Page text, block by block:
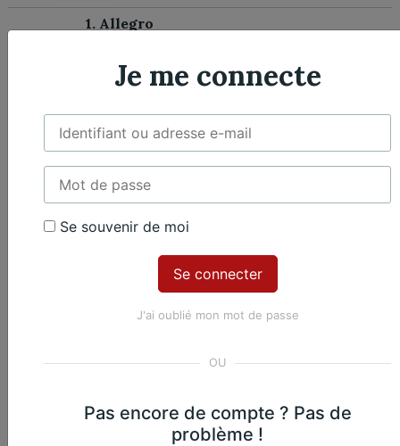
1. Allegro
2. Rondo Grazioso
Jean-Baptiste Bréval
Violoncelle Piano Violoncelle et piano
Œuvres du même
compositeur​
Je me connecte
Se souvenir de moi
J'ai oublié mon mot de passe
Pas encore de compte ? Pas de
problème !